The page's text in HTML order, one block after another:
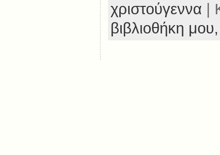
χριστούγεννα |
βιβλιοθήκη